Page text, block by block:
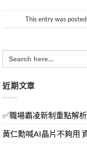
This entry was
Search
for:
近期文章
✅職場霸凌新制重點解析
黃仁勳喊AI晶片不夠用